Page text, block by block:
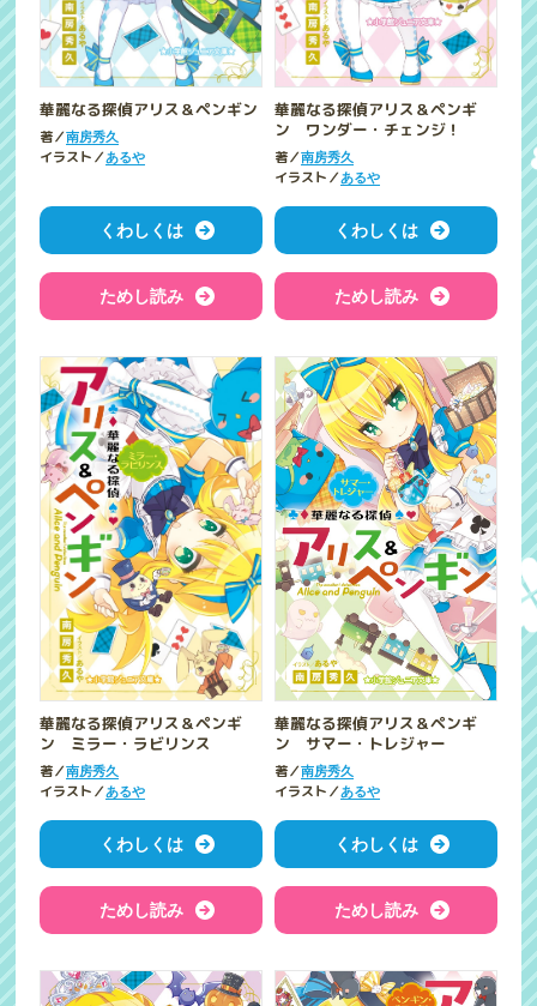
華麗なる探偵アリス＆ペンギン
著／南房秀久
イラスト／あるや
くわしくは
ためし読み
華麗なる探偵アリス＆ペンギ
ン ワンダー・チェンジ！
著／南房秀久
イラスト／あるや
くわしくは
ためし読み
華麗なる探偵アリス＆ペンギ
ン ミラー・ラビリンス
著／南房秀久
イラスト／あるや
くわしくは
ためし読み
華麗なる探偵アリス＆ペンギ
ン サマー・トレジャー
著／南房秀久
イラスト／あるや
くわしくは
ためし読み